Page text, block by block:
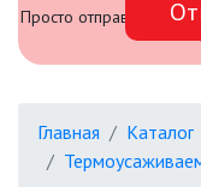
Просто отправьте его
Главная Каталог